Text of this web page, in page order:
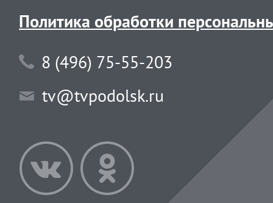
Политика обработки
8 (496) 75-55-203
tv@tvpodolsk.ru